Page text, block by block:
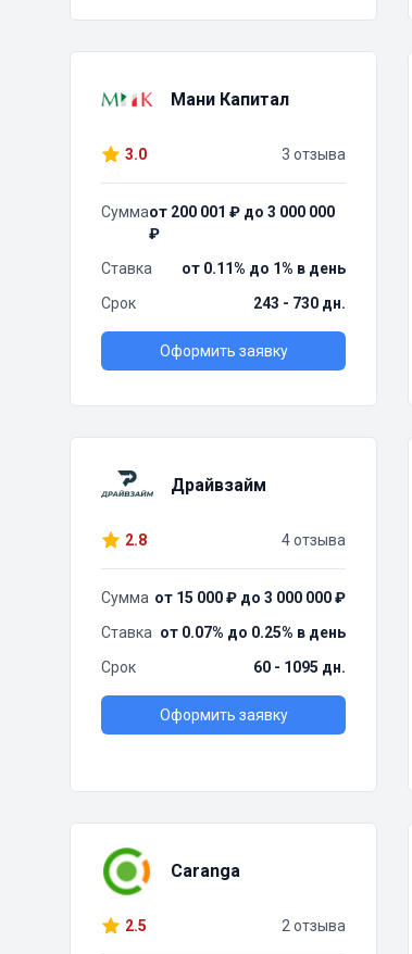
Мани Капитал
3.0 3 отзыва
Суммаот 200 001 ₽ до 3 000 000
₽
Ставка
от 0.11% до 1% в день
Срок
243 - 730 дн.
Оформить заявку
Драйвзайм
2.8 4 отзыва
Сумма от 15 000 ₽ до 3 000 000 ₽
Ставка от 0.07% до 0.25% в день
Срок
60 - 1095 дн.
Оформить заявку
Caranga
2.5 2 отзыва